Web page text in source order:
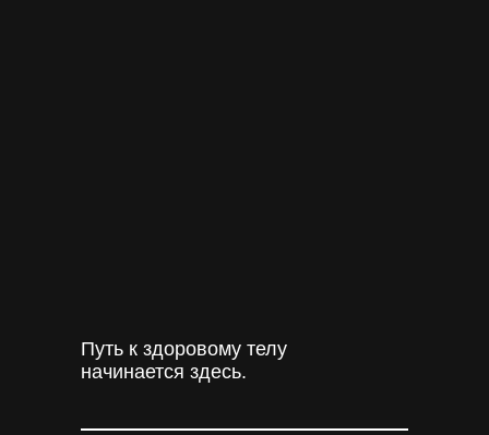
Путь к здоровому телу
начинается здесь.